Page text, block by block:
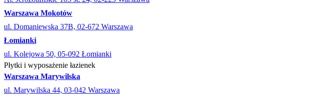
Warszawa Mokotów
ul. Domaniewska 37B, 02-672 Warszawa
Łomianki
ul. Kolejowa 50, 05-092 Łomianki
Płytki i wyposażenie łazienek
Warszawa Marywilska
ul. Marywilska 44, 03-042 Warszawa